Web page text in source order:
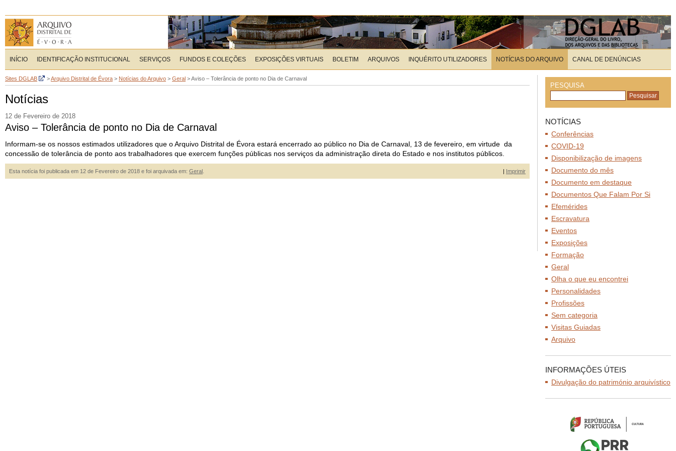
INÍCIO IDENTIFICAÇÃO INSTITUCIONAL SERVIÇOS FUNDOS E COLEÇÕES EXPOSIÇÕES VIRTUAIS BOLETIM ARQUIVOS INQUÉRITO UTILIZADORES NOTÍCIAS DO ARQUIVO CANAL DE DENÚNCIAS
Sites DGLAB >Arquivo Distrital de Évora > Notícias do Arquivo > Geral >Aviso – Tolerância de ponto no Dia de Carnaval
Notícias
12 de Fevereiro de 2018
Aviso – Tolerância de ponto no Dia de Carnaval
Informam-se os nossos estimados utilizadores que o Arquivo Distrital de Évora estará encerrado ao público no Dia de Carnaval, 13 de fevereiro, em virtude da
concessão de tolerância de ponto aos trabalhadores que exercem funções públicas nos serviços da administração direta do Estado e nos institutos públicos.
Esta notícia foi publicada em 12 de Fevereiro de 2018 e foi arquivada em: Geral | Imprimir
PESQUISA
NOTÍCIAS
Conferências
COVID-19
Disponibilização de imagens
Documento do mês
Documento em destaque
Documentos Que Falam Por Si
Efemérides
Escravatura
Eventos
Exposições
Formação
Geral
Olha o que eu encontrei
Personalidades
Profissões
Sem categoria
Visitas Guiadas
Arquivo
INFORMAÇÕES ÚTEIS
Divulgação do património arquivístico